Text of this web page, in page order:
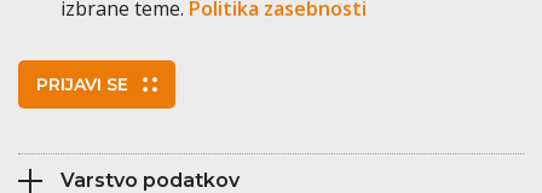
izbrane teme. Politika zasebnosti
PRIJAVI SE
Varstvo podatkov